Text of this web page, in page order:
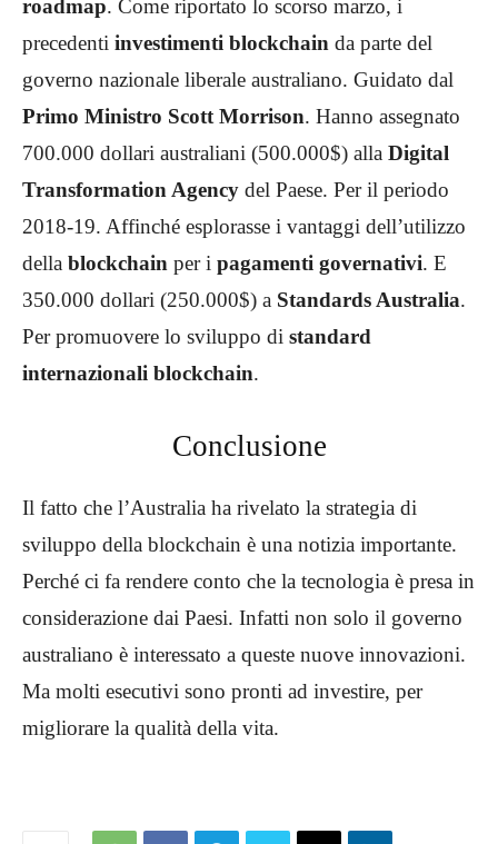
roadmap. Come riportato lo scorso marzo, i
precedenti investimenti blockchain da parte del
governo nazionale liberale australiano. Guidato dal
Primo Ministro Scott Morrison. Hanno assegnato
700.000 dollari australiani (500.000$) alla Digital
Transformation Agency del Paese. Per il periodo
2018-19. Affinché esplorasse i vantaggi dell’utilizzo
della blockchain per i pagamenti governativi. E
350.000 dollari (250.000$) a Standards Australia.
Per promuovere lo sviluppo di standard
internazionali blockchain.
Conclusione
Il fatto che l’Australia ha rivelato la strategia di
sviluppo della blockchain è una notizia importante.
Perché ci fa rendere conto che la tecnologia è presa in
considerazione dai Paesi. Infatti non solo il governo
australiano è interessato a queste nuove innovazioni.
Ma molti esecutivi sono pronti ad investire, per
migliorare la qualità della vita.